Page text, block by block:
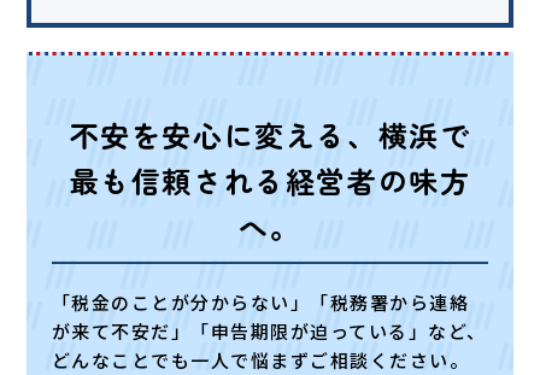
不安を安心に変える、横浜で
最も信頼される経営者の味方
へ。
「税金のことが分からない」「税務署から連絡
が来て不安だ」「申告期限が迫っている」など、
どんなことでも一人で悩まずご相談ください。